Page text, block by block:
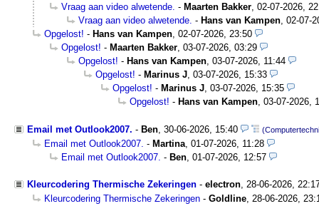
Vraag aan video alwetende. - Maarten Bakker 02-07-2026,
Vraag aan video alwetende. - Hans van Kampen 02-07-
Opgelost! - Hans van Kampen 02-07-2026, 23:50
Opgelost! - Maarten Bakker 03-07-2026, 03:29
Opgelost! - Hans van Kampen 03-07-2026, 11:44
Opgelost! - Marinus J 03-07-2026, 15:33
Opgelost! - Marinus J 03-07-2026, 15:35
Opgelost! - Hans van Kampen 03-07-2026,
Email met Outlook2007. - Ben 30-06-2026, 15:40
Email met Outlook2007. - Martina 01-07-2026, 11:28
Email met Outlook2007. - Ben 01-07-2026, 12:57
Kleurcodering Thermische Zekeringen - electron, 28-06-2026,
Kleurcodering Thermische Zekeringen - Goldline, 28-06-2026,